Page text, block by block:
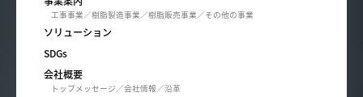
工事事業 樹脂製造事業 樹脂販売事業 その他の事業
ソリューション
SDGs
会社概要
トップメッセージ 会社情報 沿革